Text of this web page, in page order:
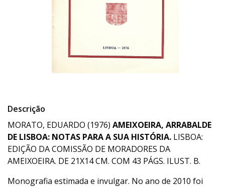
Descrição
MORATO, EDUARDO (1976) AMEIXOEIRA, ARRABALDE
DE LISBOA: NOTAS PARA A SUA HISTÓRIA. LISBOA:
EDIÇÃO DA COMISSÃO DE MORADORES DA
AMEIXOEIRA. DE 21X14 CM. COM 43 PÁGS. ILUST. B.
Monografia estimada e invulgar. No ano de 2010 foi